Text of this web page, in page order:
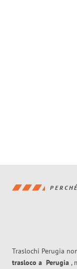
Traslochi Perugia
trasloco a Perugia ,